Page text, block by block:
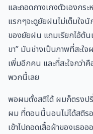
และถอดกางเกงตัวเองกร
แรกๆจะดูยัยฝนไม่เต็มใจ
ของยัยฝน แถมเรียกไอ้ต้น
ขา” มันช่างเป็นภาพที่สะใ
เพิ่มอีกคน และที่สะใจกว่า
พวกนี้เลย
พอผมตั้งสติได้ ผมก็ตรงป
ผม ที่ตอนนี้นอนไม่ได้สติร
เข้าไปถอดเสื้อผ้าของเธอ